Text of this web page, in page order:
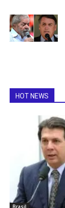
HOT NEWS
Brasil